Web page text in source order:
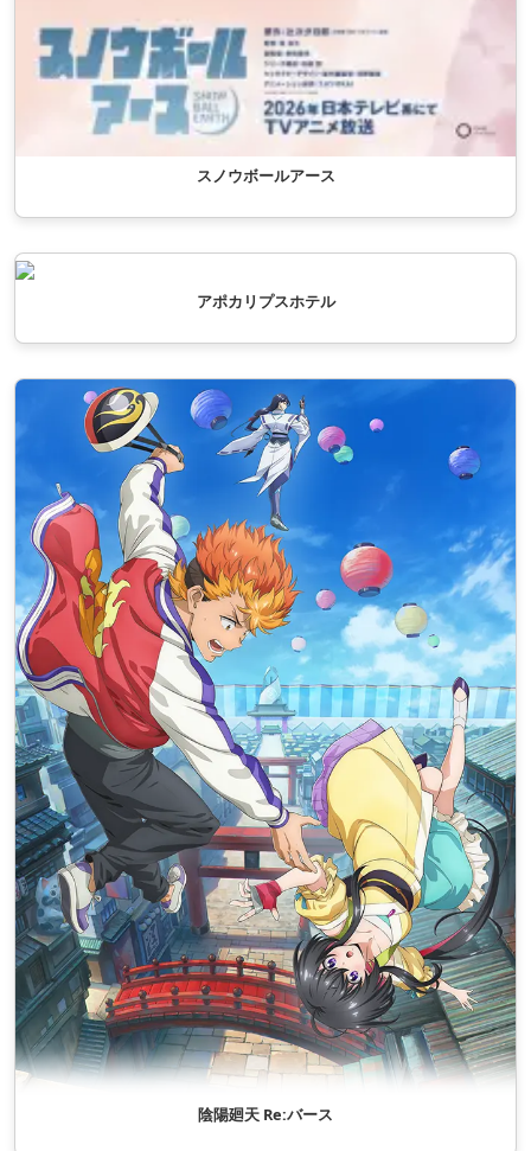
スノウボールアース
アポカリプスホテル
陰陽廻天 Re:バース